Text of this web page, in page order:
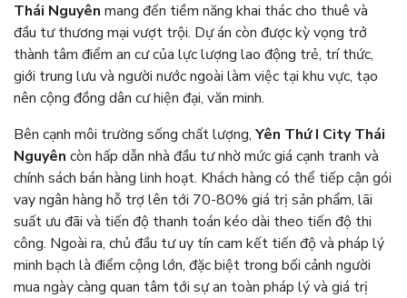
Thái Nguyên mang đến tiềm năng khai thác cho thuê và
đầu tư thương mại vượt trội. Dự án còn được kỳ vọng trở
thành tâm điểm an cư của lực lượng lao động trẻ, trí thức,
giới trung lưu và người nước ngoài làm việc tại khu vực, tạo
nên cộng đồng dân cư hiện đại, văn minh.
Bên cạnh môi trường sống chất lượng, Yên Thứ I City Thái
Nguyên còn hấp dẫn nhà đầu tư nhờ mức giá cạnh tranh và
chính sách bán hàng linh hoạt. Khách hàng có thể tiếp cận gói
vay ngân hàng hỗ trợ lên tới 70-80% giá trị sản phẩm, lãi
suất ưu đãi và tiến độ thanh toán kéo dài theo tiến độ thi
công. Ngoài ra, chủ đầu tư uy tín cam kết tiến độ và pháp lý
minh bạch là điểm cộng lớn, đặc biệt trong bối cảnh người
mua ngày càng quan tâm tới sự an toàn pháp lý và giá trị